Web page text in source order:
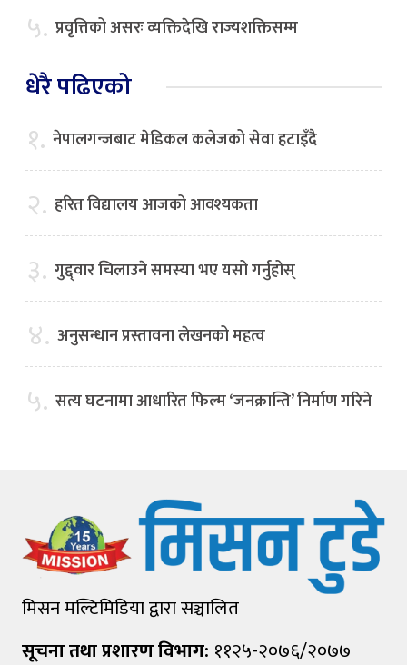
५. प्रवृत्तिको असरः व्यक्तिदेखि राज्यशक्तिसम्म
धेरै पढिएको
१. नेपालगन्जबाट मेडिकल कलेजको सेवा हटाइँदै
२. हरित विद्यालय आजको आवश्यकता
३. गुद्द्वार चिलाउने समस्या भए यसो गर्नुहोस्
४. अनुसन्धान प्रस्तावना लेखनको महत्व
५. सत्य घटनामा आधारित फिल्म ‘जनक्रान्ति’ निर्माण गरिने
मिसन मल्टिमिडिया द्वारा सञ्चालित
सूचना तथा प्रशारण विभाग: ११२५-२०७६/२०७७